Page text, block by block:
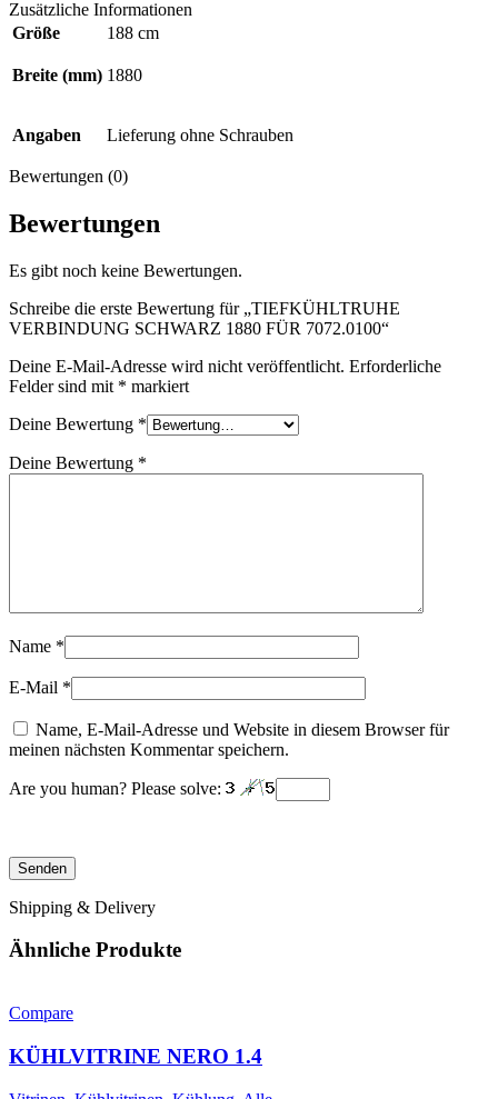
Zusätzliche Informationen
Größe
188 cm
Breite (mm) 1880
Angaben Lieferung ohne Schrauben
Bewertungen (0)
Bewertungen
Es gibt noch keine Bewertungen.
Schreibe die erste Bewertung für „TIEFKÜHLTRUHE
VERBINDUNG SCHWARZ 1880 FÜR 7072.0100“
Deine E-Mail-Adresse wird nicht veröffentlicht. Erforderliche
Felder sind mit * markiert
Deine Bewertung *
Deine Bewertung *
Name *
E-Mail *
Name, E-Mail-Adresse und Website in diesem Browser für
meinen nächsten Kommentar speichern.
Are you human? Please solve:
Shipping & Delivery
Ähnliche Produkte
Compare
KÜHLVITRINE NERO 1.4